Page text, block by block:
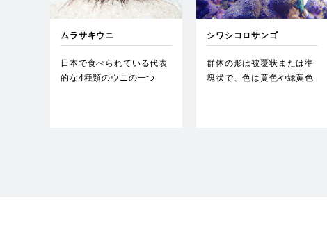
ムラサキウニ
日本で食べられている代表
的な4種類のウニの一つ
シワシコロサンゴ
群体の形は被覆状または準
塊状で、色は黄色や緑黄色